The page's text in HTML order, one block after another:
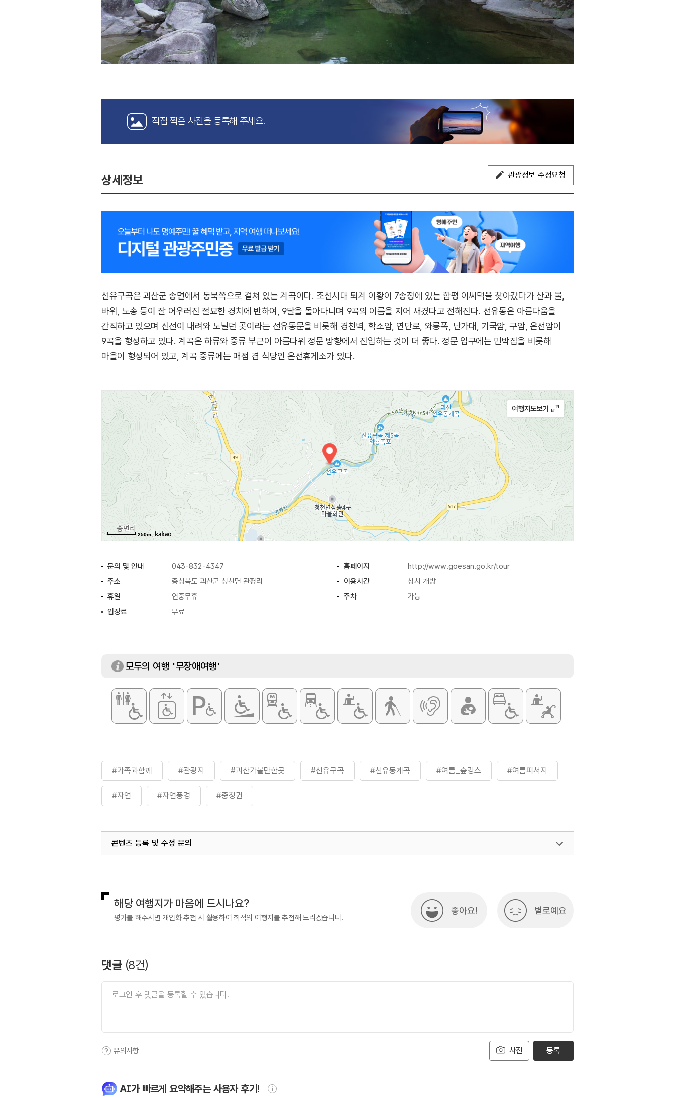
직접 찍은 사진을 등록해 주세요.
상세정보 관광정보 수정요청
선유구곡은 괴산군 송면에서 동북쪽으로 걸쳐 있는 계곡이다. 조선시대 퇴계 이황이 7송정에 있는 함평 이씨댁을 찾아갔다가 산과 물,
바위, 노송 등이 잘 어우러진 절묘한 경치에 반하여, 9달을 돌아다니며 9곡의 이름을 지어 새겼다고 전해진다. 선유동은 아름다움을
간직하고 있으며 신선이 내려와 노닐던 곳이라는 선유동문을 비롯해 경천벽, 학소암, 연단로, 와룡폭, 난가대, 기국암, 구암, 은선암이
9곡을 형성하고 있다. 계곡은 하류와 중류 부근이 아름다워 정문 방향에서 진입하는 것이 더 좋다. 정문 입구에는 민박집을 비롯해
마을이 형성되어 있고, 계곡 중류에는 매점 겸 식당인 은선휴게소가 있다.
250m
문의 및 안내 043-832-4347 홈페이지
http://www.goesan.go.kr/tour
주소
충청북도 괴산군 청천면 관평리 이용시간
상시 개방
휴일
연중무휴 주차
가능
입장료
무료
모두의 여행 '무장애여행'
#가족과함께 #관광지 #괴산가볼만한곳 #선유구곡 #선유동계곡 #여름_숲캉스 #여름피서지
#자연 #자연풍경 #충청권
콘텐츠 등록 및 수정 문의
해당 여행지가 마음에 드시나요?
평가를 해주시면 개인화 추천 시 활용하여 최적의 여행지를 추천해 드리겠습니다.
좋아요! 별로예요
댓글 (8건)
사진
유의사항 등록
AI가 빠르게 요약해주는 사용자 후기!